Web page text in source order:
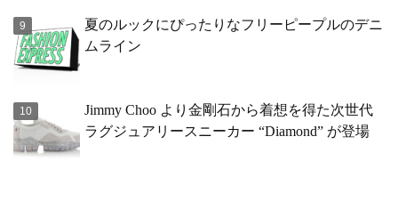
夏のルックにぴったりなフリーピープルのデニ
ムライン
Jimmy Choo より金剛石から着想を得た次世代
ラグジュアリースニーカー “Diamond” が登場